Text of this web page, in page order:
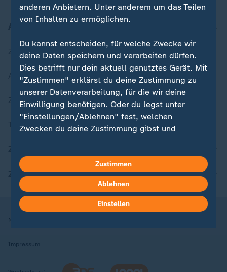
Zuletzt veröffentlicht
Aktuelle Sendungs-Videos
ZDFheute Stories
Themen im Überblick
ZDFheute Apps
Nutzungsbedingungen
Impressum
anderen Anbietern. Unter anderem um das Teilen
von Inhalten zu ermöglichen.
Du kannst entscheiden, für welche Zwecke wir
deine Daten speichern und verarbeiten dürfen.
Dies betrifft nur dein aktuell genutztes Gerät. Mit
"Zustimmen" erklärst du deine Zustimmung zu
unserer Datenverarbeitung, für die wir deine
Einwilligung benötigen. Oder du legst unter
"Einstellungen/Ablehnen" fest, welchen
Zwecken du deine Zustimmung gibst und
in deinen Einstellungen widerrufen oder ändern.
Hier findest du das Impressum.
Weitere Informationen findest du in unserer
Datenschutzerklärung.
Zustimmen
Ablehnen
Einstellen